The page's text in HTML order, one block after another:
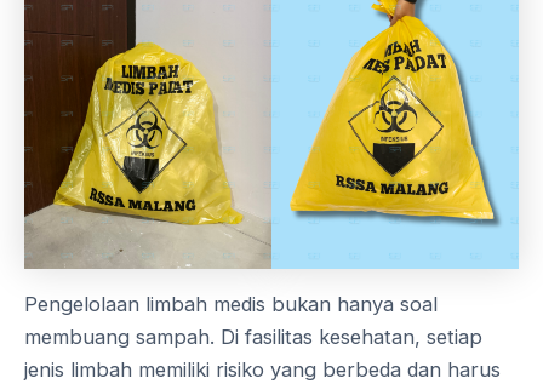
Pengelolaan limbah medis bukan hanya soal
membuang sampah. Di fasilitas kesehatan, setiap
jenis limbah memiliki risiko yang berbeda dan harus